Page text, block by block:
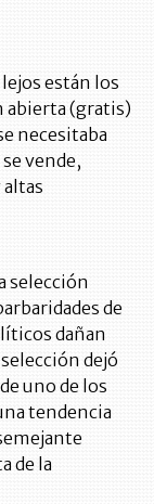
están los
abierta (gratis)
necesitaba
vende,
selección
de
dañan
dejó
uno de los
tendencia
de la